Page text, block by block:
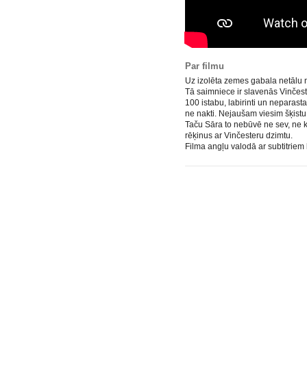
Par filmu
Uz izolēta zemes gabala netālu
Tā saimniece ir slavenās
100 istabu, labirinti un
ne nakti. Nejaušam viesim
Taču Sāra to nebūvē ne sev, ne
rēķinus ar Vinčesteru dzimtu.
Filma angļu valodā ar